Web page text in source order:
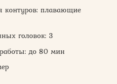
контуров: плавающие
головок: 3
до 80 мин